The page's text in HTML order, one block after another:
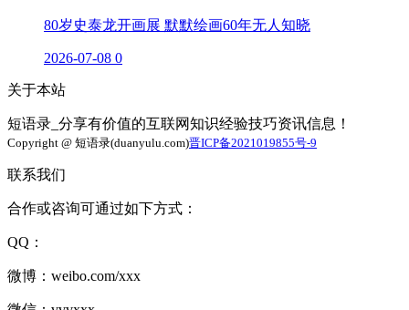
80岁史泰龙开画展 默默绘画60年无人知晓
2026-07-08 0
关于本站
短语录_分享有价值的互联网知识经验技巧资讯信息！
Copyright @ 短语录(duanyulu.com)晋ICP备2021019855号-9
联系我们
合作或咨询可通过如下方式：
QQ：
微博：weibo.com/xxx